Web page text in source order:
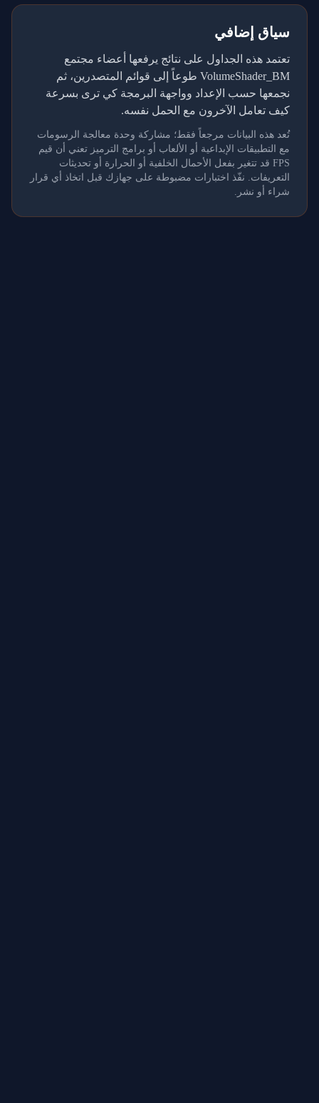
سياق إضافي
تعتمد هذه الجداول على نتائج يرفعها أعضاء مجتمع
VolumeShader_BM طوعاً إلى قوائم المتصدرين، ثم
نجمعها حسب الإعداد وواجهة البرمجة كي ترى بسرعة
كيف تعامل الآخرون مع الحمل نفسه.
تُعد هذه البيانات مرجعاً فقط؛ مشاركة وحدة معالجة الرسومات
مع التطبيقات الإبداعية أو الألعاب أو برامج الترميز تعني أن قيم
FPS قد تتغير بفعل الأحمال الخلفية أو الحرارة أو تحديثات
التعريفات. نفّذ اختبارات مضبوطة على جهازك قبل اتخاذ أي قرار
شراء أو نشر.